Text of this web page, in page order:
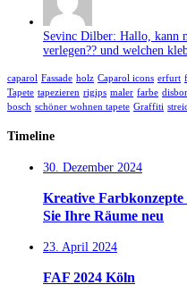
Sevinc Dilber: Hallo, kann
verlegen?? und welchen
caparol Fassade holz Caparol icons erfurt
Tapete tapezieren rigips maler farbe
bosch schöner wohnen tapete Graffiti
Timeline
30. Dezember 2024
Kreative Farbkonzepte
Sie Ihre Räume neu
23. April 2024
FAF 2024 Köln